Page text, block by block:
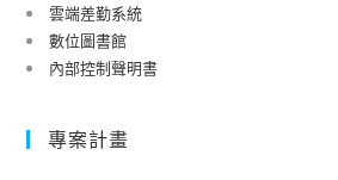
雲端差勤系統
數位圖書館
內部控制聲明書
專案計畫